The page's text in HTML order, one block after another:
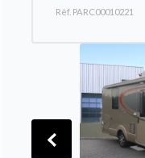
Rèf. PARC00010221